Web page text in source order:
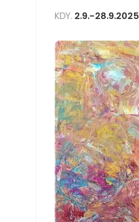
KDY. 2.9.-28.9.2025